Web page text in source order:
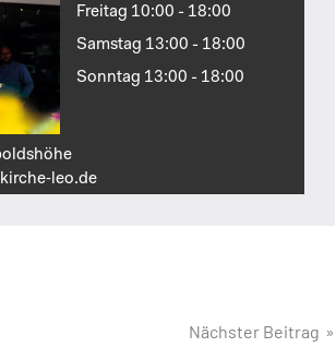
Freitag 10:00 - 18:00
Samstag 13:00 - 18:00
Sonntag 13:00 - 18:00
Nächster Beitrag